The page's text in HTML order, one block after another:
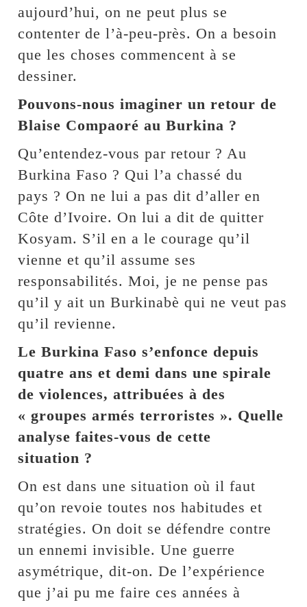
aujourd’hui, on ne peut plus se
contenter de l’à-peu-près. On a besoin
que les choses commencent à se
dessiner.
Pouvons-nous imaginer un retour de
Blaise Compaoré au Burkina ?
Qu’entendez-vous par retour ? Au
Burkina Faso ? Qui l’a chassé du
pays ? On ne lui a pas dit d’aller en
Côte d’Ivoire. On lui a dit de quitter
Kosyam. S’il en a le courage qu’il
vienne et qu’il assume ses
responsabilités. Moi, je ne pense pas
qu’il y ait un Burkinabè qui ne veut pas
qu’il revienne.
Le Burkina Faso s’enfonce depuis
quatre ans et demi dans une spirale
de violences, attribuées à des
« groupes armés terroristes ». Quelle
analyse faites-vous de cette
situation ?
On est dans une situation où il faut
qu’on revoie toutes nos habitudes et
stratégies. On doit se défendre contre
un ennemi invisible. Une guerre
asymétrique, dit-on. De l’expérience
que j’ai pu me faire ces années à